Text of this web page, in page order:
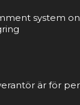
system
är för